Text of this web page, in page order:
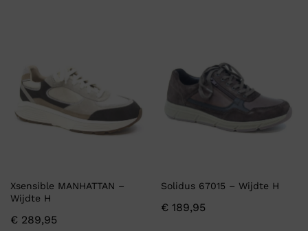
Xsensible MANHATTAN –
Wijdte H
€ 289,95
Solidus 67015 – Wijdte H
€ 189,95